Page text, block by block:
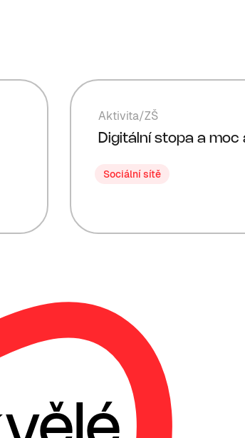
Aktivita/ZŠ
Digitální stopa a moc
Sociální sítě